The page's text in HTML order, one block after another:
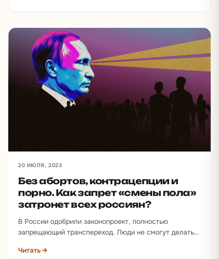
20 ИЮЛЯ, 2023
Без абортов, контрацепции и
порно. Как запрет «смены пола»
затронет всех россиян?
В России одобрили законопроект, полностью
запрещающий транспереход. Люди не смогут делать
гендерный маркер в паспорте. Против документа…
Читать